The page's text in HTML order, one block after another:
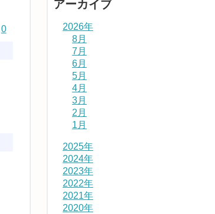
0
アーカイブ
2026年
8月
7月
6月
5月
4月
3月
2月
1月
2025年
2024年
2023年
2022年
2021年
2020年